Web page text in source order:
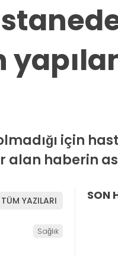
için
alan haberin
TÜM YAZILARI
Sağlık
SON